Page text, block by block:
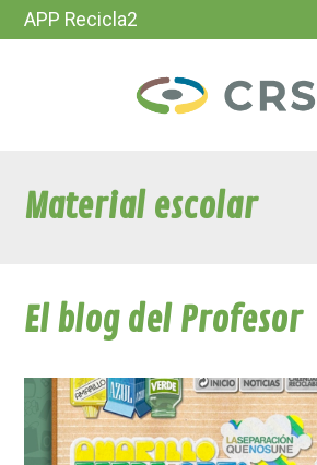
APP Recicla2
Material escolar
El blog del Profesor